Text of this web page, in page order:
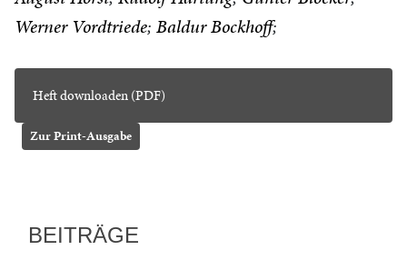
Werner Vordtriede Baldur Bockhoff
Heft downloaden (PDF)
Zur Print-Ausgabe
BEITRÄGE